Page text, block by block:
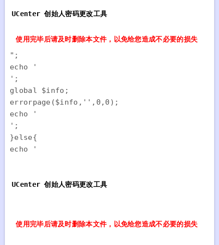
UCenter 创始人密码更改工具
使用完毕后请及时删除本文件，以免给您造成不必要的损失
";
echo '
';
global $info;
errorpage($info,'',0,0);
echo '
';
}else{
echo '
UCenter 创始人密码更改工具
使用完毕后请及时删除本文件，以免给您造成不必要的损失